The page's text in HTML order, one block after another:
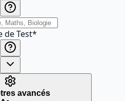
de Test*
avancés